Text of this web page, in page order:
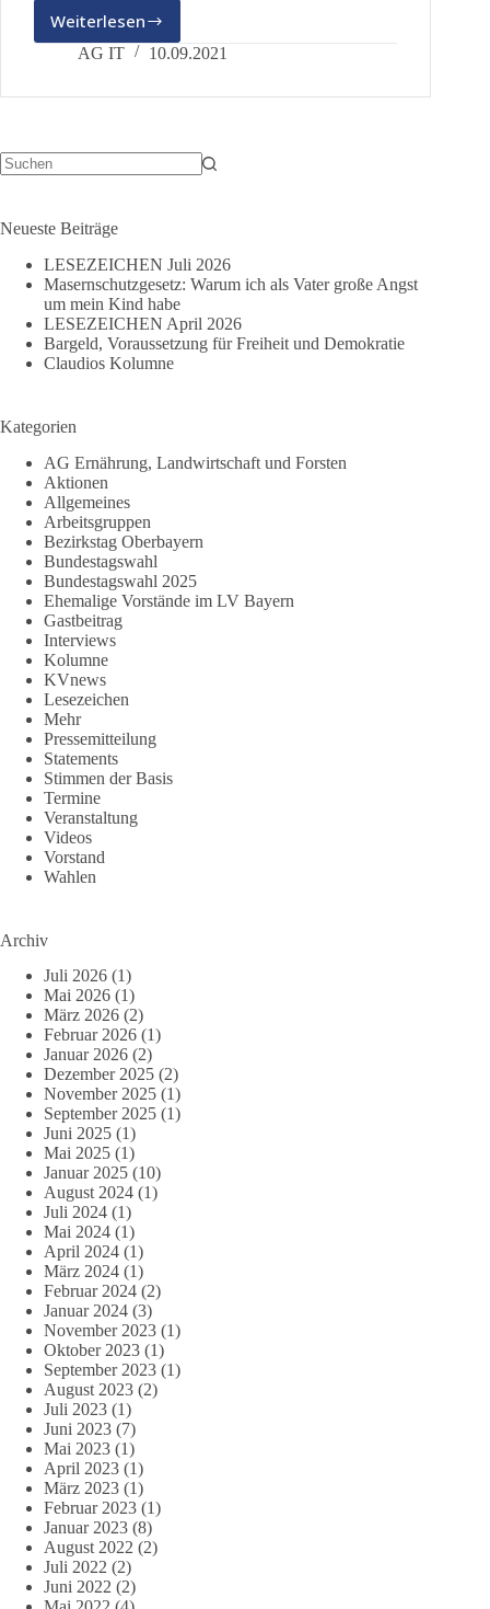
Weiterlesen
Ausgabe
Nr.
September
AG IT 10.09.2021
Neueste Beiträge
LESEZEICHEN Juli 2026
Masernschutzgesetz: Warum ich als Vater große Angst
um mein Kind habe
LESEZEICHEN April 2026
Bargeld, Voraussetzung für Freiheit und Demokratie
Claudios Kolumne
Kategorien
AG Ernährung, Landwirtschaft und Forsten
Aktionen
Allgemeines
Arbeitsgruppen
Bezirkstag Oberbayern
Bundestagswahl
Bundestagswahl 2025
Ehemalige Vorstände im LV Bayern
Gastbeitrag
Interviews
Kolumne
KVnews
Lesezeichen
Mehr
Pressemitteilung
Statements
Stimmen der Basis
Termine
Veranstaltung
Videos
Vorstand
Wahlen
Archiv
Juli 2026 (1)
Mai 2026 (1)
März 2026 (2)
Februar 2026 (1)
Januar 2026 (2)
Dezember 2025 (2)
November 2025 (1)
September 2025 (1)
Juni 2025 (1)
Mai 2025 (1)
Januar 2025 (10)
August 2024 (1)
Juli 2024 (1)
Mai 2024 (1)
April 2024 (1)
März 2024 (1)
Februar 2024 (2)
Januar 2024 (3)
November 2023 (1)
Oktober 2023 (1)
September 2023 (1)
August 2023 (2)
Juli 2023 (1)
Juni 2023 (7)
Mai 2023 (1)
April 2023 (1)
März 2023 (1)
Februar 2023 (1)
Januar 2023 (8)
August 2022 (2)
Juli 2022 (2)
Juni 2022 (2)